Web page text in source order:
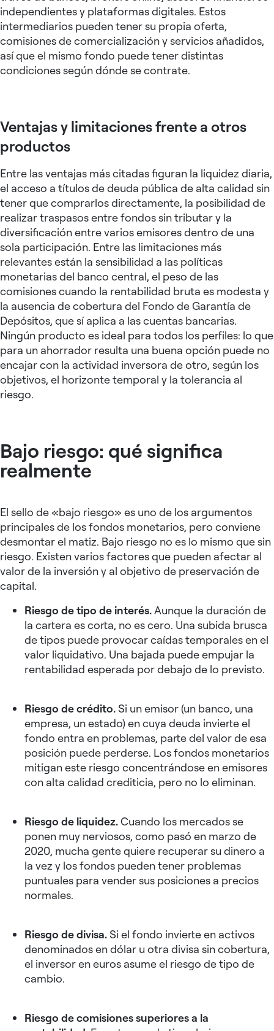
independientes y plataformas digitales. Estos
intermediarios pueden tener su propia oferta,
comisiones de comercialización y servicios añadidos,
así que el mismo fondo puede tener distintas
condiciones según dónde se contrate.
Ventajas y limitaciones frente a otros
productos
Entre las ventajas más citadas figuran la liquidez diaria,
el acceso a títulos de deuda pública de alta calidad sin
tener que comprarlos directamente, la posibilidad de
realizar traspasos entre fondos sin tributar y la
diversificación entre varios emisores dentro de una
sola participación. Entre las limitaciones más
relevantes están la sensibilidad a las políticas
monetarias del banco central, el peso de las
comisiones cuando la rentabilidad bruta es modesta y
la ausencia de cobertura del Fondo de Garantía de
Depósitos, que sí aplica a las cuentas bancarias.
Ningún producto es ideal para todos los perfiles: lo que
para un ahorrador resulta una buena opción puede no
encajar con la actividad inversora de otro, según los
objetivos, el horizonte temporal y la tolerancia al
riesgo.
Bajo riesgo: qué significa
realmente
El sello de «bajo riesgo» es uno de los argumentos
principales de los fondos monetarios, pero conviene
desmontar el matiz. Bajo riesgo no es lo mismo que sin
riesgo. Existen varios factores que pueden afectar al
valor de la inversión y al objetivo de preservación de
capital.
Riesgo de tipo de interés.Aunque la duración de
la cartera es corta, no es cero. Una subida brusca
de tipos puede provocar caídas temporales en el
valor liquidativo. Una bajada puede empujar la
rentabilidad esperada por debajo de lo previsto.
Riesgo de crédito. Si un emisor (un banco, una
empresa, un estado) en cuya deuda invierte el
fondo entra en problemas, parte del valor de esa
posición puede perderse. Los fondos monetarios
mitigan este riesgo concentrándose en emisores
con alta calidad crediticia, pero no lo eliminan.
Riesgo de liquidez.Cuando los mercados se
ponen muy nerviosos, como pasó en marzo de
2020, mucha gente quiere recuperar su dinero a
la vez y los fondos pueden tener problemas
puntuales para vender sus posiciones a precios
normales.
Riesgo de divisa. Si el fondo invierte en activos
denominados en dólar u otra divisa sin cobertura,
el inversor en euros asume el riesgo de tipo de
cambio.
Riesgo de comisiones superiores a la